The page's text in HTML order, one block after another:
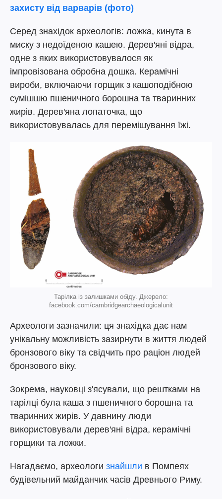
захисту від варварів (фото)
Серед знахідок археологів: ложка, кинута в
миску з недоїденою кашею. Дерев'яні відра,
одне з яких використовувалося як
імпровізована обробна дошка. Керамічні
вироби, включаючи горщик з кашоподібною
сумішшю пшеничного борошна та тваринних
жирів. Дерев'яна лопаточка, що
використовувалась для перемішування їжі.
Тарілка із залишками обіду. Джерело:
facebook.com/cambridgearchaeologicalunit
Археологи зазначили: ця знахідка дає нам
унікальну можливість зазирнути в життя людей
бронзового віку та свідчить про раціон людей
бронзового віку.
Зокрема, науковці з'ясували, що рештками на
тарілці була каша з пшеничного борошна та
тваринних жирів. У давнину люди
використовували дерев'яні відра, керамічні
горщики та ложки.
Нагадаємо, археологи знайшли в Помпеях
будівельний майданчик часів Древнього Риму.